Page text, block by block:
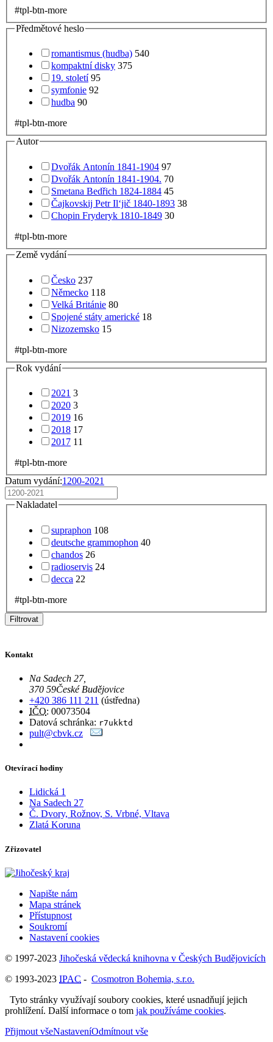
#tpl-btn-more
Předmětové heslo
romantismus (hudba) 540
kompaktní disky 375
19. století 95
symfonie 92
hudba 90
#tpl-btn-more
Autor
Dvořák Antonín 1841-1904 97
Dvořák Antonín 1841-1904. 70
Smetana Bedřich 1824-1884 45
Čajkovskij Petr Il‘jič 1840-1893 38
Chopin Fryderyk 1810-1849 30
#tpl-btn-more
Země vydání
Česko 237
Německo 118
Velká Británie 80
Spojené státy americké 18
Nizozemsko 15
#tpl-btn-more
Rok vydání
2021 3
2020 3
2019 16
2018 17
2017 11
#tpl-btn-more
Datum vydání:1200-2021
Nakladatel
supraphon 108
deutsche grammophon 40
chandos 26
radioservis 24
decca 22
#tpl-btn-more
Filtrovat
Kontakt
Na Sadech 27,
370 59České Budějovice
+420 386 111 211 (ústředna)
IČO: 00073504
Datová schránka: r7ukktd
pult@cbvk.cz
Otevírací hodiny
Lidická 1
Na Sadech 27
Č. Dvory, Rožnov, S. Vrbné, Vltava
Zlatá Koruna
Zřizovatel
Napište nám
Mapa stránek
Přístupnost
Soukromí
Nastavení cookies
© 1997-2023 Jihočeská vědecká knihovna v Českých Budějovicích
© 1993-2023 IPAC - Cosmotron Bohemia, s.r.o.
Tyto stránky využívají soubory cookies, které usnadňují jejich
prohlížení. Další informace o tom jak používáme cookies.
Přijmout všeNastaveníOdmítnout vše